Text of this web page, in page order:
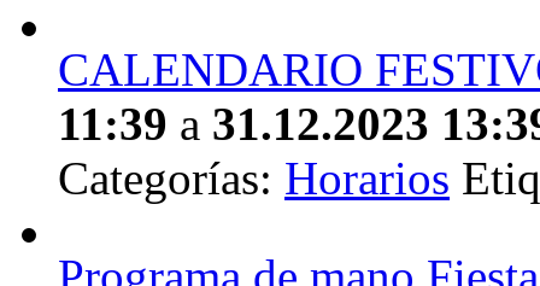
CALENDARIO
11:39 a 31.12.2023
Categorías: Horarios